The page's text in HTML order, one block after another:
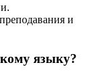
и
языку?